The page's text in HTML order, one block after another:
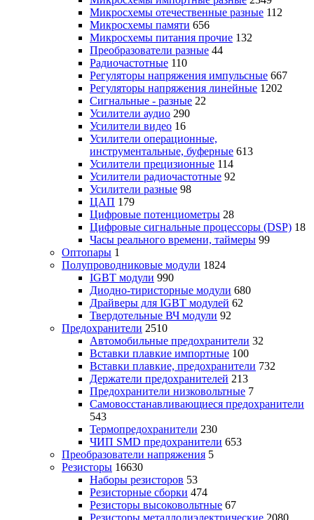
Микросхемы отечественные разные 112
Микросхемы памяти 656
Микросхемы питания прочие 132
Преобразователи разные 44
Радиочастотные 110
Регуляторы напряжения импульсные 667
Регуляторы напряжения линейные 1202
Сигнальные - разные 22
Усилители аудио 290
Усилители видео 16
Усилители операционные,
инструментальные, буферные 613
Усилители прецизионные 114
Усилители радиочастотные 92
Усилители разные 98
ЦАП 179
Цифровые потенциометры 28
Цифровые сигнальные процессоры (DSP) 18
Часы реального времени, таймеры 99
Оптопары 1
Полупроводниковые модули 1824
IGBT модули 990
Диодно-тиристорные модули 680
Драйверы для IGBT модулей 62
Твердотельные ВЧ модули 92
Предохранители 2510
Автомобильные предохранители 32
Вставки плавкие импортные 100
Вставки плавкие, предохранители 732
Держатели предохранителей 213
Предохранители низковольтные 7
Самовосстанавливающиеся предохранители
543
Термопредохранители 230
ЧИП SMD предохранители 653
Преобразователи напряжения 5
Резисторы 16630
Наборы резисторов 53
Резисторные сборки 474
Резисторы высоковольтные 67
Резисторы металлодиэлектрические 2080